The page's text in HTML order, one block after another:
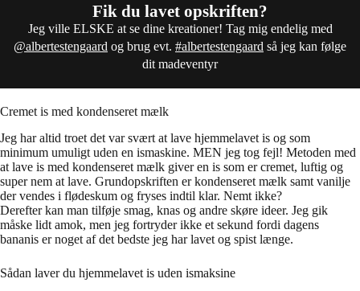
Fik du lavet opskriften?
Jeg ville ELSKE at se dine kreationer! Tag mig endelig med
@albertestengaard og brug evt. #albertestengaard så jeg kan følge
dit madeventyr
Cremet is med kondenseret mælk
Jeg har altid troet det var svært at lave hjemmelavet is og som
minimum umuligt uden en ismaskine. MEN jeg tog fejl! Metoden med
at lave is med kondenseret mælk giver en is som er cremet, luftig og
super nem at lave. Grundopskriften er kondenseret mælk samt vanilje
der vendes i flødeskum og fryses indtil klar. Nemt ikke?
Derefter kan man tilføje smag, knas og andre skøre ideer. Jeg gik
måske lidt amok, men jeg fortryder ikke et sekund fordi dagens
bananis er noget af det bedste jeg har lavet og spist længe.
Sådan laver du hjemmelavet is uden ismaksine